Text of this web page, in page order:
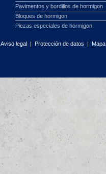
Pavimentos y bordillos de hormigon
Bloques de hormigon
Piezas especiales de hormigon
Aviso legal | Protección de datos |